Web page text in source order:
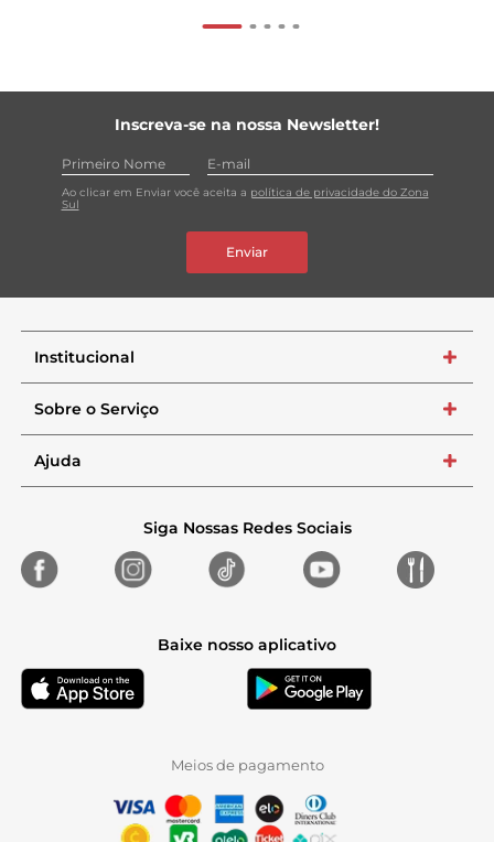
Inscreva-se na nossa Newsletter!
Ao clicar em Enviar você aceita a política de privacidade do Zona
Sul
Enviar
Institucional +
Sobre o Serviço +
Ajuda +
Siga Nossas Redes Sociais
Baixe nosso aplicativo
Meios de pagamento